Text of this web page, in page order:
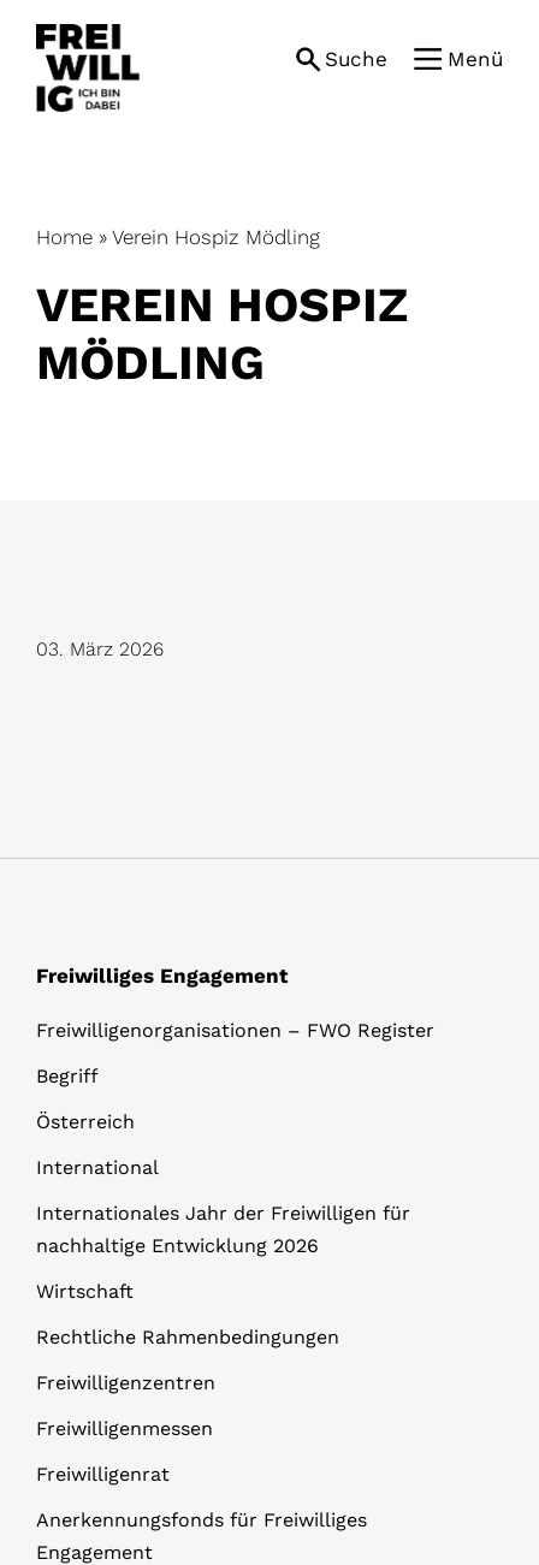
content
Suche Menü
Home » Verein Hospiz Mödling
VEREIN HOSPIZ
MÖDLING
D
03. März 2026
Freiwilliges Engagement
Freiwilligenorganisationen – FWO Register
Begriff
Österreich
International
Internationales Jahr der Freiwilligen für
nachhaltige Entwicklung 2026
Wirtschaft
Rechtliche Rahmenbedingungen
Freiwilligenzentren
Freiwilligenmessen
Freiwilligenrat
Anerkennungsfonds für Freiwilliges
Engagement